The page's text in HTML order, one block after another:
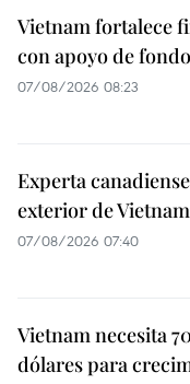
Vietnam fortalece
con apoyo de
07/08/2026 08:23
Experta
exterior de Vietnam
07/08/2026 07:40
Vietnam necesita
dólares para